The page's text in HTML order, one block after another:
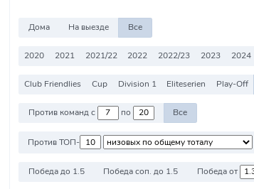
Дома На выезде Все
2020 2021 2021/22 2022 2022/23 2023 2024
Club Friendlies Cup Division 1 Eliteserien Play-Off
Против команд с по Все
Против ТОП-
Победа до 1.5 Победа соп. до 1.5 Победа от